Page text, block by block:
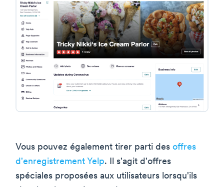
Vous pouvez également tirer parti des offres
d'enregistrement Yelp. Il s'agit d'offres
spéciales proposées aux utilisateurs lorsqu'ils